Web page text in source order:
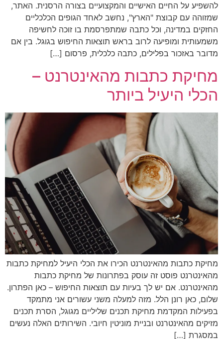
להשפיע על החיים האישיים והמקצועיים בצורה הרסנית. האתר,
שמזוהה עם קבוצת "הארץ", נחשב לאחד הגופים הכלכליים
החזקים במדינה, וכל כתבה שמתפרסמת בו זוכה לחשיפה
משמעותית ומופיעה לרוב בראש תוצאות החיפוש בגוגל. בין אם
מדובר באזכור בפלילים, כתבה כלכלית, פרסום […]
מחיקת כתבות מהאינטרנט –
הכלי היעיל ביותר
מחיקת כתבות מהאינטרנט הכירו את הכלי היעיל למחיקת כתבות
מהאינטרנט פוסט זה עוסק בפתרונות של מחיקת כתבות
מהאינטרנט. אם יש לך בעיות עם תוצאות החיפוש – כאן הפתרון.
שלום, כאן רונן הלל. מזה למעלה משני עשורים אני מתמקד
בפעילות המקדמת מחיקת תכנים שליליים מגוגל, הסרת תכנים
מזיקים מהאינטרנט ובניית מוניטין חיובי. השירותים האלה נעשים
במסגרת […]